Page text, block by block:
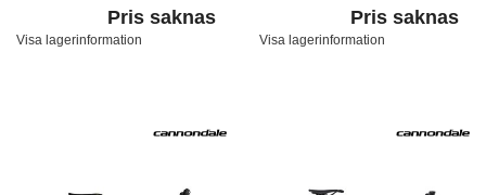
Pris saknas
Visa lagerinformation
Pris saknas
Visa lagerinformation